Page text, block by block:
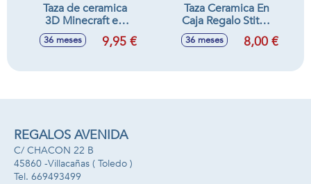
Taza de ceramica
3D Minecraft en
caja regalo 440 ml
36 meses 9,95 €
Taza Ceramica En
Caja Regalo Stitch
& Angel Ohana 325
Ml
36 meses 8,00 €
REGALOS AVENIDA
C/ CHACON 22 B
45860 -Villacañas ( Toledo )
669493499